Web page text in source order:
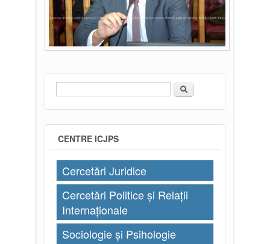
Formular de căutare
Căutare
CENTRE ICJPS
Cercetări Juridice
Cercetări Politice și Relații
Internaționale
Sociologie și Psihologie